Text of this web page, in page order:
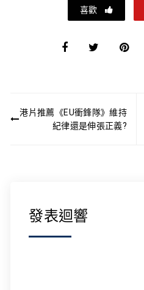
喜歡
章港片推薦《EU衝鋒隊》維持
紀律還是伸張正義?
發表迴響